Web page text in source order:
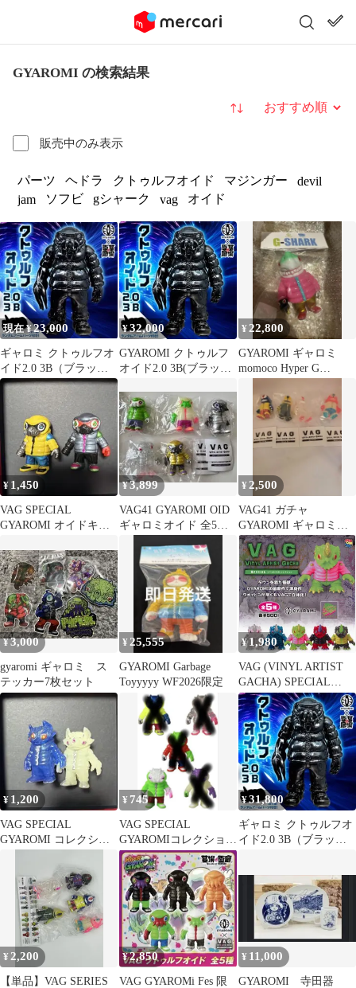
GYAROMI の検索結果
販売中のみ表示
並び替え
パーツ ヘドラ クトゥルフオイド マジンガー
devil
jam
ソフビ gシャーク vag オイド
現在 ¥23,000
ギャロミ クトゥルフオ
イド2.0 3B（ブラック
ブランクボディ）
¥32,000
GYAROMI クトゥルフ
オイド2.0 3B(ブラック
¥ 22,800
GYAROMI ギャロミ
momoco Hyper G
¥ 1,450
VAG SPECIAL
GYAROMI オイドキラ
¥3,899
VAG41 GYAROMI OID
ギャロミオイド 全5種
¥ 2,500
VAG41 ガチャ
GYAROMI ギャロミオ
イド 4体セット
¥3,000
gyaromi ギャロミ ス
テッカー7枚セット
¥25,555
GYAROMI Garbage
Toyyyyy WF2026限定
¥ 1,980
VAG (VINYL ARTIST
GACHA) SPECIAL
GYAROMIコレクション
ヴォイドン 【全5種セ
ット】 （T）
¥ 1,200
VAG SPECIAL
GYAROMI コレクショ
¥ 745
VAG SPECIAL
GYAROMIコレクショ
ン クトゥルフオイド
イカリ
¥31,800
ギャロミ クトゥルフオ
イド2.0 3B（ブラック
¥ 2,200
【単品】VAG SERIES
¥2,850
VAG GYAROMi Fes 限
¥ 11,000
GYAROMI 寺田器